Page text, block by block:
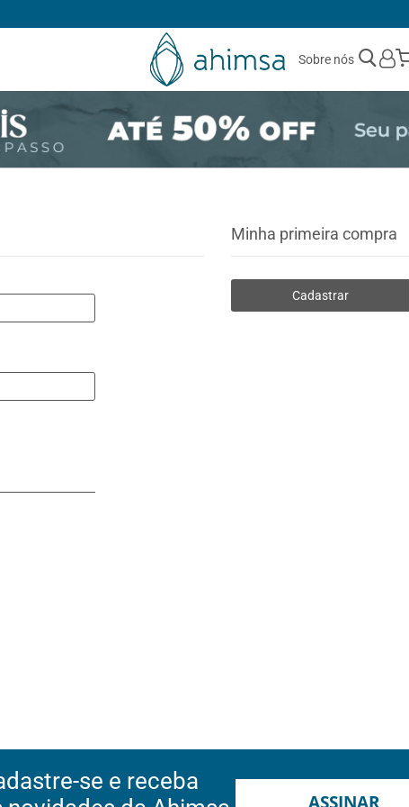
Sobre nós
Minha primeira compra
Cadastrar
se e receba